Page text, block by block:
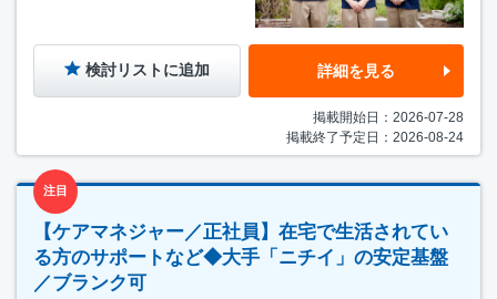
検討リストに追加 詳細を見る
掲載開始日：2026-07-28
掲載終了予定日：2026-08-24
注目
【ケアマネジャー／正社員】在宅で生活されてい
る方のサポートなど◆大手「ニチイ」の安定基盤
／ブランク可